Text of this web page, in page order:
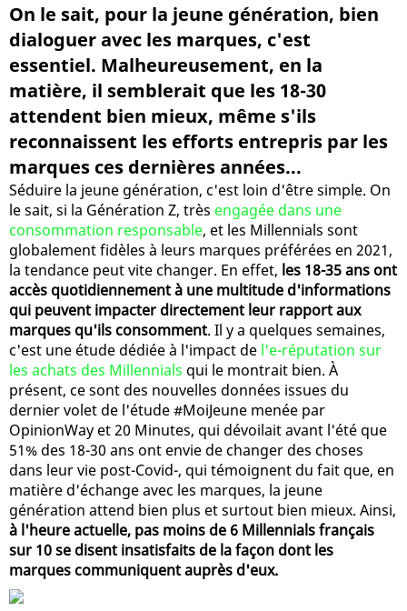
On le sait, pour la jeune génération, bien
dialoguer avec les marques, c'est
essentiel. Malheureusement, en la
matière, il semblerait que les 18-30
attendent bien mieux, même s'ils
reconnaissent les efforts entrepris par les
marques ces dernières années...
Séduire la jeune génération, c'est loin d'être simple. On
le sait, si la Génération Z, très engagée dans une
consommation responsable, et les Millennials sont
globalement fidèles à leurs marques préférées en 2021,
la tendance peut vite changer. En effet, les 18-35 ans ont
accès quotidiennement à une multitude d'informations
qui peuvent impacter directement leur rapport aux
marques qu'ils consomment. Il y a quelques semaines,
c'est une étude dédiée à l'impact de l'e-réputation sur
les achats des Millennials qui le montrait bien. À
présent, ce sont des nouvelles données issues du
dernier volet de l'étude #MoiJeune menée par
OpinionWay et 20 Minutes, qui dévoilait avant l'été que
51% des 18-30 ans ont envie de changer des choses
dans leur vie post-Covid-, qui témoignent du fait que, en
matière d'échange avec les marques, la jeune
génération attend bien plus et surtout bien mieux. Ainsi,
à l'heure actuelle, pas moins de 6 Millennials français
sur 10 se disent insatisfaits de la façon dont les
marques communiquent auprès d'eux.